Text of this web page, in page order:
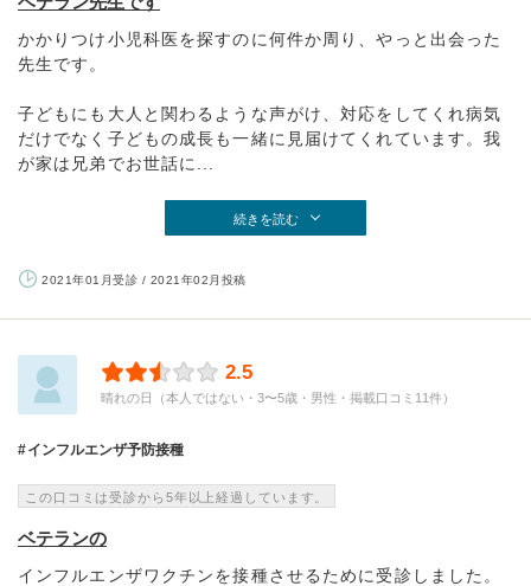
かかりつけ小児科医を探すのに何件か周り、やっと出会った
先生です。
子どもにも大人と関わるような声がけ、対応をしてくれ病気
だけでなく子どもの成長も一緒に見届けてくれています。我
が家は兄弟でお世話に...
続きを読む
2021年01月受診 / 2021年02月投稿
2.5
晴れの日（本人ではない・3〜5歳・男性・掲載口コミ11件）
インフルエンザ予防接種
この口コミは受診から5年以上経過しています。
ベテランの
インフルエンザワクチンを接種させるために受診しました。